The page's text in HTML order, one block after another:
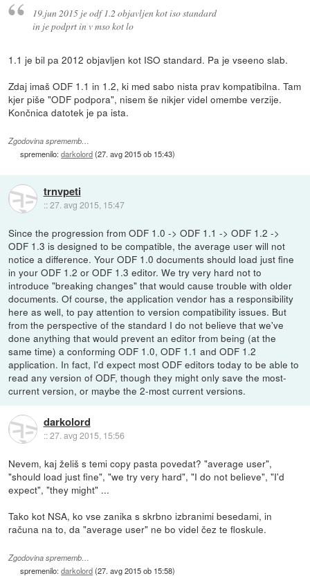
19.jun 2015 je odf 1.2 objavljen kot iso standard
in je podprt in v mso kot lo
1.1 je bil pa 2012 objavljen kot ISO standard. Pa je vseeno slab.
Zdaj imaš ODF 1.1 in 1.2, ki med sabo nista prav kompatibilna. Tam
kjer piše "ODF podpora", nisem še nikjer videl omembe verzije.
Končnica datotek je pa ista.
Zgodovina sprememb…
spremenilo:darkolord(27. avg 2015 ob 15:43)
trnvpeti
::27. avg 2015, 15:47
Since the progression from ODF 1.0 -> ODF 1.1 -> ODF 1.2 ->
ODF 1.3 is designed to be compatible, the average user will not
notice a difference. Your ODF 1.0 documents should load just fine
in your ODF 1.2 or ODF 1.3 editor. We try very hard not to
introduce "breaking changes" that would cause trouble with older
documents. Of course, the application vendor has a responsibility
here as well, to pay attention to version compatibility issues. But
from the perspective of the standard I do not believe that we've
done anything that would prevent an editor from being (at the
same time) a conforming ODF 1.0, ODF 1.1 and ODF 1.2
application. In fact, I'd expect most ODF editors today to be able to
read any version of ODF, though they might only save the most-
current version, or maybe the 2-most current versions.
darkolord
::27. avg 2015, 15:56
Nevem, kaj želiš s temi copy pasta povedat? "average user",
"should load just fine", "we try very hard", "I do not believe", "I'd
expect", "they might" ...
Tako kot NSA, ko vse zanika s skrbno izbranimi besedami, in
računa na to, da "average user" ne bo videl čez te floskule.
Zgodovina sprememb…
spremenilo:darkolord(27. avg 2015 ob 15:58)